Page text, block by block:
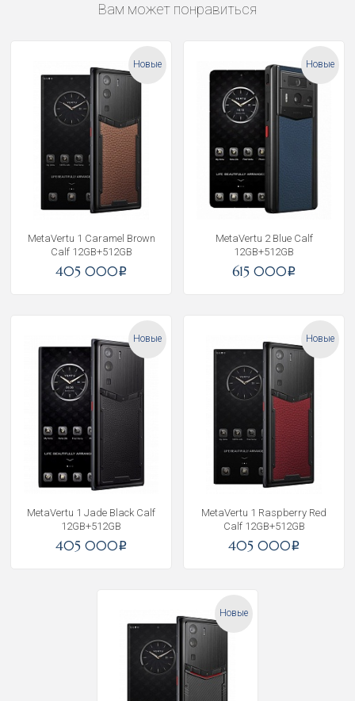
Вам может понравиться
Новые
MetaVertu 1 Caramel Brown
Calf 12GB+512GB
405 000i
Новые
MetaVertu 2 Blue Calf
12GB+512GB
615 000i
Новые
MetaVertu 1 Jade Black Calf
12GB+512GB
405 000i
Новые
MetaVertu 1 Raspberry Red
Calf 12GB+512GB
405 000i
Новые